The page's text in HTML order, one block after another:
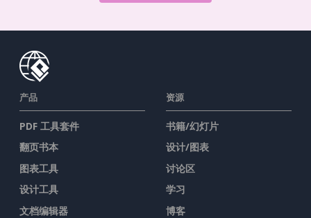
产品
PDF 工具套件
翻页书本
图表工具
设计工具
文档编辑器
资源
书籍/幻灯片
设计/图表
讨论区
学习
博客